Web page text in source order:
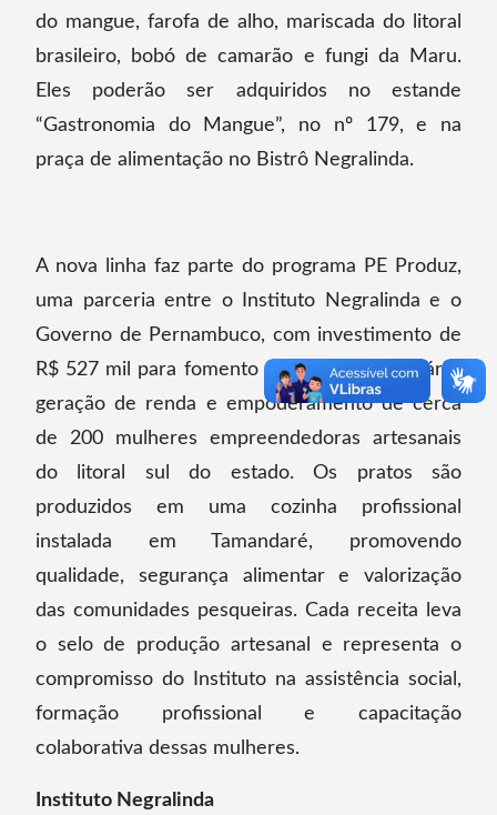
do mangue, farofa de alho, mariscada do litoral
brasileiro, bobó de camarão e fungi da Maru.
Eles poderão ser adquiridos no estande
“Gastronomia do Mangue”, no nº 179, e na
praça de alimentação no Bistrô Negralinda.
A nova linha faz parte do programa PE Produz,
uma parceria entre o Instituto Negralinda e o
Governo de Pernambuco, com investimento de
R$ 527 mil para fomento da economia solidária,
geração de renda e empoderamento de cerca
de 200 mulheres empreendedoras artesanais
do litoral sul do estado. Os pratos são
produzidos em uma cozinha profissional
instalada em Tamandaré, promovendo
qualidade, segurança alimentar e valorização
das comunidades pesqueiras. Cada receita leva
o selo de produção artesanal e representa o
compromisso do Instituto na assistência social,
formação profissional e capacitação
colaborativa dessas mulheres.
Instituto Negralinda